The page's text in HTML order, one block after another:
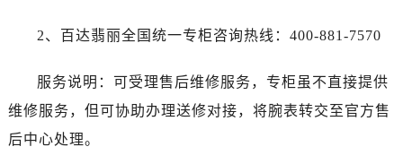
2、百达翡丽全国统一专柜咨询热线：400-881-7570
服务说明：可受理售后维修服务，专柜虽不直接提供
维修服务，但可协助办理送修对接，将腕表转交至官方售
后中心处理。